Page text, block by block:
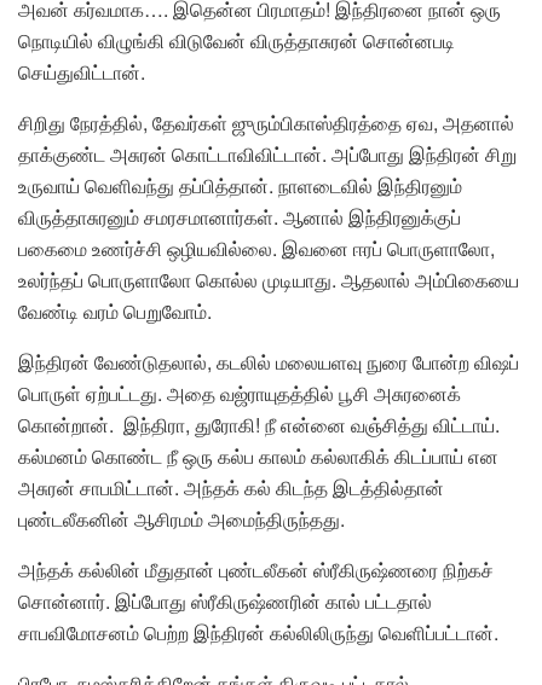
அவன் கர்வமாக…. இதென்ன பிரமாதம்! இந்திரனை நான் ஒரு
நொடியில் விழுங்கி விடுவேன் விருத்தாசுரன் சொன்னபடி
செய்துவிட்டான்.
சிறிது நேரத்தில், தேவர்கள் ஜுரும்பிகாஸ்திரத்தை ஏவ, அதனால்
தாக்குண்ட அசுரன் கொட்டாவிவிட்டான். அப்போது இந்திரன் சிறு
உருவாய் வெளிவந்து தப்பித்தான். நாளடைவில் இந்திரனும்
விருத்தாசுரனும் சமரசமானார்கள். ஆனால் இந்திரனுக்குப்
பகைமை உணர்ச்சி ஒழியவில்லை. இவனை ஈரப் பொருளாலோ,
உலர்ந்தப் பொருளாலோ கொல்ல முடியாது. ஆதலால் அம்பிகையை
வேண்டி வரம் பெறுவோம்.
இந்திரன் வேண்டுதலால், கடலில் மலையளவு நுரை போன்ற விஷப்
பொருள் ஏற்பட்டது. அதை வஜ்ராயுதத்தில் பூசி அசுரனைக்
கொன்றான். இந்திரா, துரோகி! நீ என்னை வஞ்சித்து விட்டாய்.
கல்மனம் கொண்ட நீ ஒரு கல்ப காலம் கல்லாகிக் கிடப்பாய் என
அசுரன் சாபமிட்டான். அந்தக் கல் கிடந்த இடத்தில்தான்
புண்டலீகனின் ஆசிரமம் அமைந்திருந்தது.
அந்தக் கல்லின் மீதுதான் புண்டலீகன் ஸ்ரீகிருஷ்ணரை நிற்கச்
சொன்னார். இப்போது ஸ்ரீகிருஷ்ணரின் கால் பட்டதால்
சாபவிமோசனம் பெற்ற இந்திரன் கல்லிலிருந்து வெளிப்பட்டான்.